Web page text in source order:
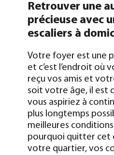
Retrouver une
précieuse avec
escaliers à
Votre foyer est une
et c’est l’endroit où
reçu vos amis et
soit votre âge, il est
vous aspiriez à
plus longtemps
meilleures
pourquoi quitter cet
votre quartier, vos